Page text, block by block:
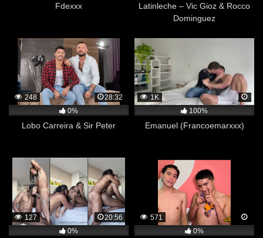
Fdexxx
Latinleche – Vic Gioz & Rocco
Dominguez
248
28:32
0%
Lobo Carreira & Sir Peter
1K
100%
Emanuel (Francoemarxxx)
127
20:56
0%
571
0%